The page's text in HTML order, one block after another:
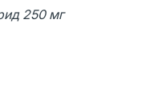
250 мг